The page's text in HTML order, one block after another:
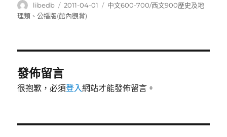
作
者
libedb
發
佈
2011-04-01
分
中文600-700/西文900歷史及地
理類 、公播版(館內觀賞)
發佈留言
很抱歉，必須登入網站才能發佈留言。